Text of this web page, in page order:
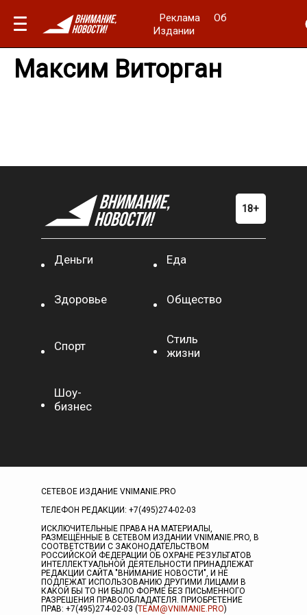
Реклама
Об
Издании
Максим Виторган
Деньги Еда
Здоровье Общество
Спорт
Стиль
жизни
Шоу-
бизнес
СЕТЕВОЕ ИЗДАНИЕ VNIMANIE.PRO
ТЕЛЕФОН РЕДАКЦИИ: +7(495)274-02-03
ИСКЛЮЧИТЕЛЬНЫЕ ПРАВА НА МАТЕРИАЛЫ,
РАЗМЕЩЁННЫЕ В СЕТЕВОМ ИЗДАНИИ VNIMANIE.PRO, В
СООТВЕТСТВИИ С ЗАКОНОДАТЕЛЬСТВОМ
РОССИЙСКОЙ ФЕДЕРАЦИИ ОБ ОХРАНЕ РЕЗУЛЬТАТОВ
ИНТЕЛЛЕКТУАЛЬНОЙ ДЕЯТЕЛЬНОСТИ ПРИНАДЛЕЖАТ
РЕДАКЦИИ САЙТА "ВНИМАНИЕ НОВОСТИ", И НЕ
ПОДЛЕЖАТ ИСПОЛЬЗОВАНИЮ ДРУГИМИ ЛИЦАМИ В
КАКОЙ БЫ ТО НИ БЫЛО ФОРМЕ БЕЗ ПИСЬМЕННОГО
РАЗРЕШЕНИЯ ПРАВООБЛАДАТЕЛЯ. ПРИОБРЕТЕНИЕ
ПРАВ: +7(495)274-02-03 (TEAM@VNIMANIE.PRO)